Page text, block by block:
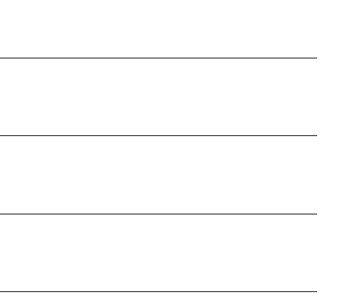
à projets, rencontres...